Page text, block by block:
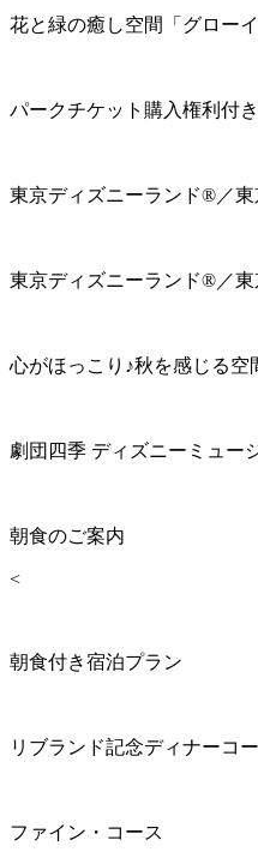
花と緑の癒し空間「グロー
パークチケット購入権利付
東京ディズニーランド®／
東京ディズニーランド®／
心がほっこり♪秋を感じる
劇団四季 ディズニーミュー
朝食のご案内
<
朝食付き宿泊プラン
リブランド記念ディナーコ
ファイン・コース